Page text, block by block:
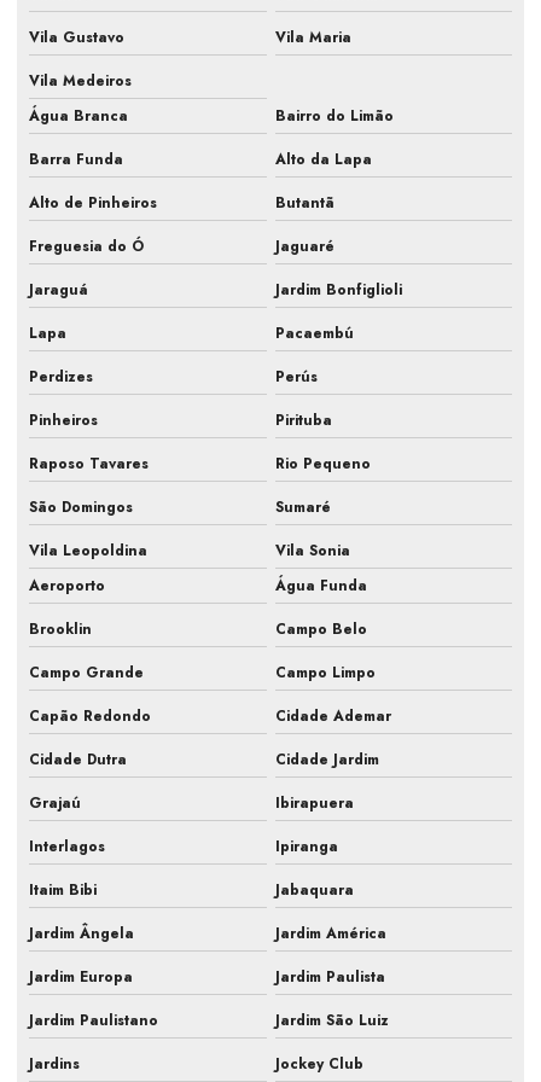
Empresa de manutenção de ar condicionado split
Empresa de manutenção preventiva ar condicionado
Empresa prestação de serviços ar condicionado
Empresa que faz pmoc para ar condicionado
Fiscalização de ar condicionado em construtora
Fiscalização de ar condicionado em obra
Fiscalização de instalação hvac
Fiscalização de obra hvac
Fiscalização de obras de sistemas de ar
Fiscalização sistemas hvac
Gestão de obra hvac
Hvac para farmacêutica
Inspeção de ar condicionado em campinas
Inspeção de ar condicionado em sp
Inspeção pmoc de ar condicionado
Laudo pmoc
Laudo pmoc ar condicionado
Laudo técnico pmoc
Limpeza e manutenção de ar condicionado
Limpeza e manutenção de ar condicionado split
Vila Gustavo
Vila Maria
Vila Medeiros
Água Branca
Bairro do Limão
Barra Funda
Alto da Lapa
Alto de Pinheiros
Butantã
Freguesia do Ó
Jaguaré
Jaraguá
Jardim Bonfiglioli
Lapa
Pacaembú
Perdizes
Perús
Pinheiros
Pirituba
Raposo Tavares
Rio Pequeno
São Domingos
Sumaré
Vila Leopoldina
Vila Sonia
Aeroporto
Água Funda
Brooklin
Campo Belo
Campo Grande
Campo Limpo
Capão Redondo
Cidade Ademar
Cidade Dutra
Cidade Jardim
Grajaú
Ibirapuera
Interlagos
Ipiranga
Itaim Bibi
Jabaquara
Jardim Ângela
Jardim América
Jardim Europa
Jardim Paulista
Jardim Paulistano
Jardim São Luiz
Jardins
Jockey Club